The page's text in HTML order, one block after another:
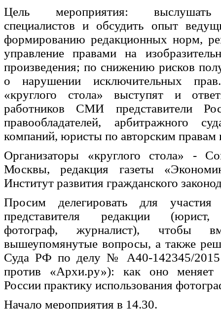
Цель мероприятия: выслушать
специалистов и обсудить опыт
формированию редакционных норм,
управление правами на
произведения; по снижению рисков
о нарушении исключительных
«круглого стола» выступят и
работников СМИ представители
правообладателей, арбитражного
компаний, юристы по авторским правам
Организаторы «круглого стола» -
Москвы, редакция газеты
Институт развития гражданского
Просим делегировать для
представителя редакции (юрист,
фотограф, журналист), чтобы
вышеупомянутые вопросы, а также
Суда РФ по делу № А40-142345/2015
против «Архи.ру»): как оно
России практику использования
Начало мероприятия в 14.30.